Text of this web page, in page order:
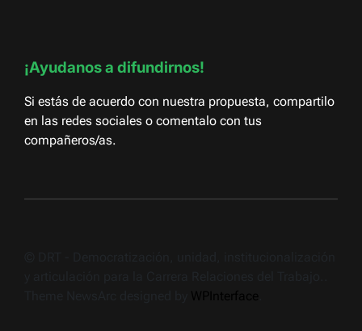
¡Ayudanos a difundirnos!
Si estás de acuerdo con nuestra propuesta, compartilo
en las redes sociales o comentalo con tus
compañeros/as.